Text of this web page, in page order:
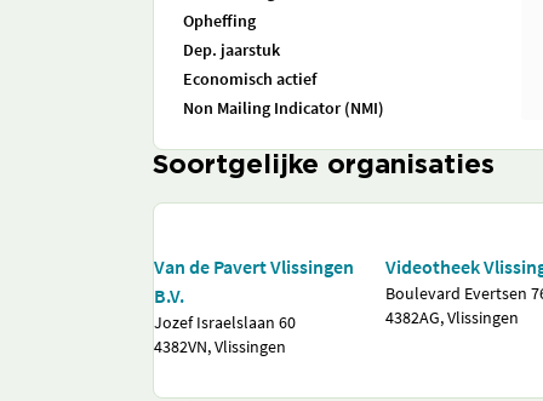
Opheffing
Dep. jaarstuk
Economisch actief
Non Mailing Indicator (NMI)
Soortgelijke organisaties
Van de Pavert Vlissingen
B.V.
Jozef Israelslaan 60
4382VN, Vlissingen
Videotheek
Boulevard Evertsen
4382AG, Vlissingen